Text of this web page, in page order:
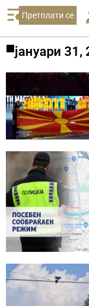
Претплати се
јануари 31,